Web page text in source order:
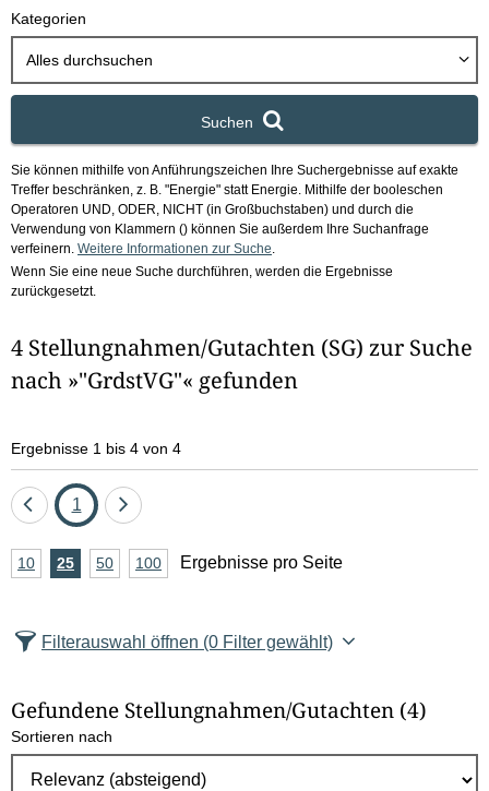
o
n
g
a
m
h
Kategorien
Alles durchsuchen
Suchen
Sie können mithilfe von Anführungszeichen Ihre Suchergebnisse auf exakte
Treffer beschränken, z. B. "Energie" statt Energie. Mithilfe der booleschen
Operatoren UND, ODER, NICHT (in Großbuchstaben) und durch die
Verwendung von Klammern () können Sie außerdem Ihre Suchanfrage
verfeinern. Weitere Informationen zur Suche
Wenn Sie eine neue Suche durchführen, werden die Ergebnisse
zurückgesetzt.
4 Stellungnahmen/Gutachten (SG) zur Suche
nach »"GrdstVG"« gefunden
Ergebnisse 1 bis 4 von 4
Eine
zurück
Seite
1
Eine
vor
A
z
l
E
10Ergebnisse
25Ergebnisse
50Ergebnisse
100Ergebnisse
Ergebnisse pro Seite
Filterauswahl öffnen (0 Filter gewählt)
Gefundene Stellungnahmen/⁠Gutachten (4)
Sortieren nach